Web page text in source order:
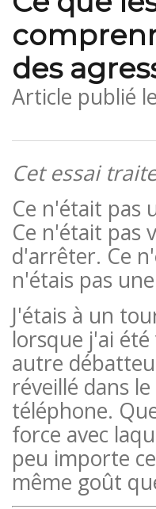
des
Article publié le
Cet essai
Ce n'était pas
Ce n'était pas
d'arrêter. Ce
n'étais pas
J'étais à un
lorsque j'ai
autre
réveillé dans
téléphone.
force avec
peu importe
même goût